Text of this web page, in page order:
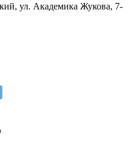
ул. Академика Жукова, 7-